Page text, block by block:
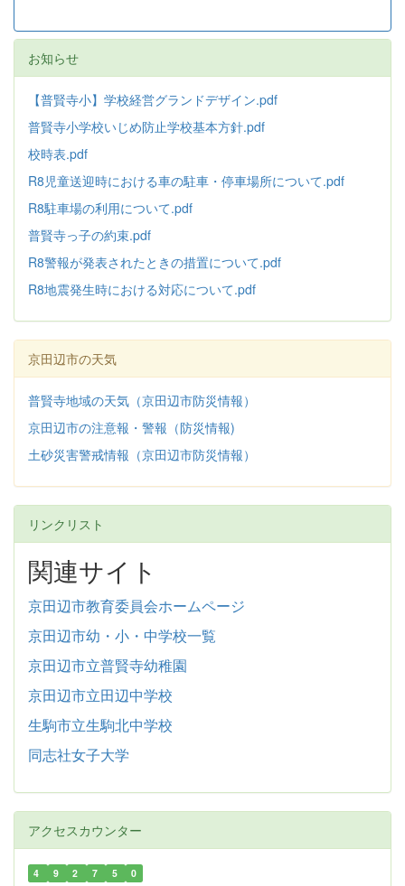
お知らせ
【普賢寺小】学校経営グランドデザイン.pdf
普賢寺小学校いじめ防止学校基本方針.pdf
校時表.pdf
R8児童送迎時における車の駐車・停車場所について.pdf
R8駐車場の利用について.pdf
普賢寺っ子の約束.pdf
R8警報が発表されたときの措置について.pdf
R8地震発生時における対応について.pdf
京田辺市の天気
普賢寺地域の天気（京田辺市防災情報）
京田辺市の注意報・警報（防災情報)
土砂災害警戒情報（京田辺市防災情報）
リンクリスト
関連サイト
京田辺市教育委員会ホームページ
京田辺市幼・小・中学校一覧
京田辺市立普賢寺幼稚園
京田辺市立田辺中学校
生駒市立生駒北中学校
同志社女子大学
アクセスカウンター
4 9 2 7 5 0